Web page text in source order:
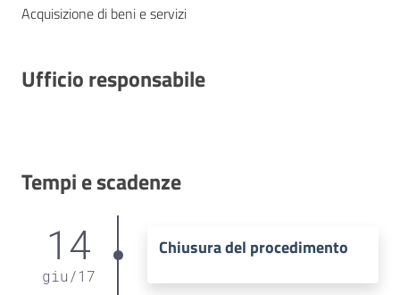
Acquisizione di beni e servizi
Ufficio responsabile
Tempi e scadenze
14
giu /17
Chiusura del procedimento